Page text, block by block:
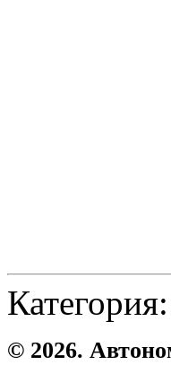
Категория:
© 2026.